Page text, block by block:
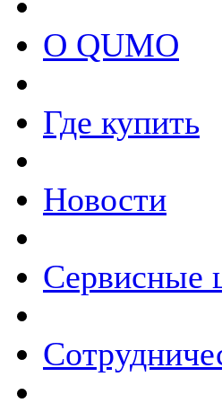
О QUMO
Где купить
Новости
Сервисные